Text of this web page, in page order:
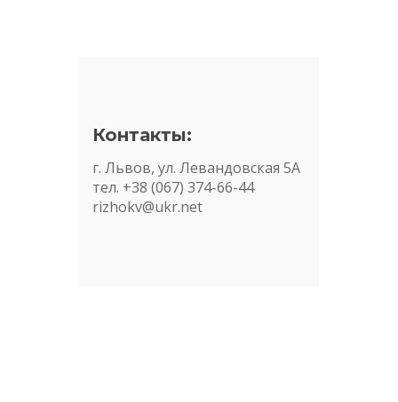
Контакты:
г. Львов, ул. Левандовская 5А
тел. +38 (067) 374-66-44
rizhokv@ukr.net